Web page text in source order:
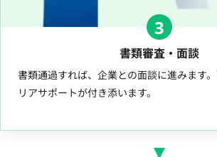
3
書類審査・面談
書類通過すれば、企業との面談に進みます
リアサポートが付き添います。